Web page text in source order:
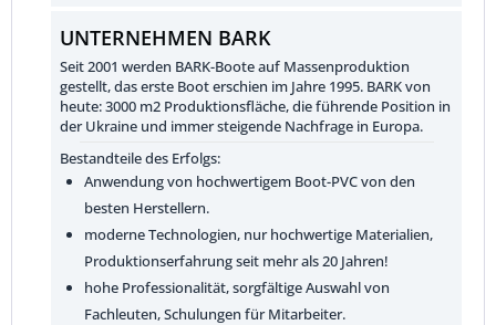
UNTERNEHMEN BARK
Seit 2001 werden BARK-Boote auf Massenproduktion
gestellt, das erste Boot erschien im Jahre 1995. BARK von
heute: 3000 m2 Produktionsfläche, die führende Position in
der Ukraine und immer steigende Nachfrage in Europa.
Bestandteile des Erfolgs:
Anwendung von hochwertigem Boot-PVC von den
besten Herstellern.
moderne Technologien, nur hochwertige Materialien,
Produktionserfahrung seit mehr als 20 Jahren!
hohe Professionalität, sorgfältige Auswahl von
Fachleuten, Schulungen für Mitarbeiter.